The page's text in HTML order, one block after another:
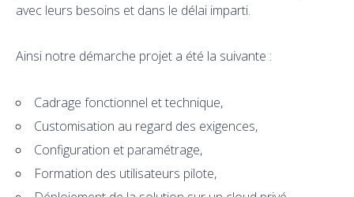
avec leurs besoins et dans le délai imparti.
Ainsi notre démarche projet a été la suivante :
Cadrage fonctionnel et technique,
Customisation au regard des exigences,
Configuration et paramétrage,
Formation des utilisateurs pilote,